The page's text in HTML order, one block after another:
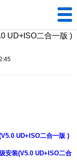
U盘工具
电脑问题
UD+ISO二合一版 )
UD+ISO二合一版 )
安装(V5.0 UD+ISO二合